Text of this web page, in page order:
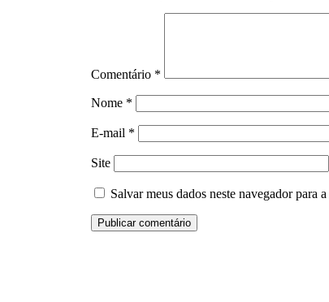
Comentário *
Nome *
E-mail *
Site
Salvar meus dados neste navegador para